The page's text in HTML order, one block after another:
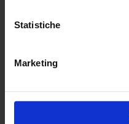
Statistiche
Marketing
Accessibilità
Shipping Policy